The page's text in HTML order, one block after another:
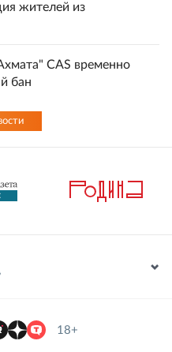
жителей из
CAS временно
бан
18+